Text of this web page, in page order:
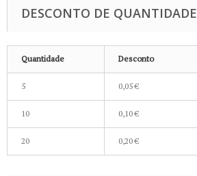
DESCONTO DE QUANTIDADE
Quantidade Desconto
5 0,05 €
10 0,10 €
20 0,20 €